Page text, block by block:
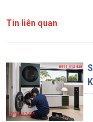
Tin liên quan